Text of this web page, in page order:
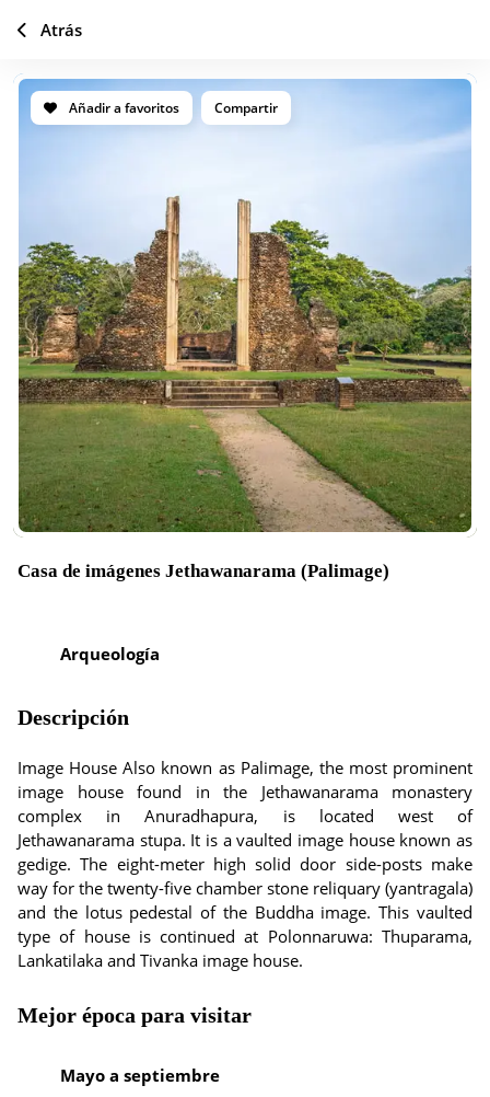
Añadir a favoritos Compartir
Casa de imágenes Jethawanarama (Palimage)
Arqueología
Descripción
Image House Also known as Palimage, the most prominent
image house found in the Jethawanarama monastery
complex in Anuradhapura, is located west of
Jethawanarama stupa. It is a vaulted image house known as
gedige. The eight-meter high solid door side-posts make
way for the twenty-five chamber stone reliquary (yantragala)
and the lotus pedestal of the Buddha image. This vaulted
type of house is continued at Polonnaruwa: Thuparama,
Lankatilaka and Tivanka image house.
Mejor época para visitar
Mayo a septiembre
Atrás